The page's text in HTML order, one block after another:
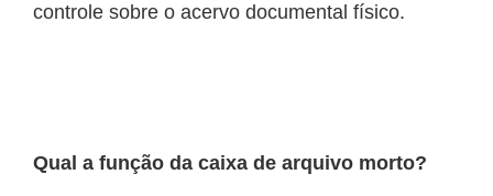
controle sobre o acervo documental físico.
Qual a função da caixa de arquivo morto?